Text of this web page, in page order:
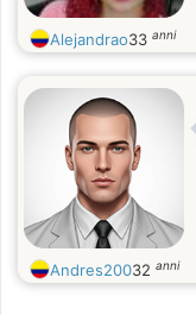
Alejandrao33 anni
Andres20032 anni